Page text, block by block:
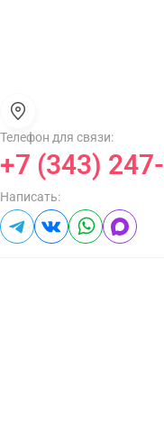
Телефон для связи:
+7 (343)
Написать: